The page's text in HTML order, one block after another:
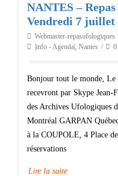
NANTES –
Vendredi 7 juillet
Webmaster-repasufologiques
|info - Agenda|, Nantes 0
Bonjour tout le monde,
recevront par Skype
des Archives Ufologiques
Montréal GARPAN
à la COUPOLE, 4 Place
réservations
Lire la suite